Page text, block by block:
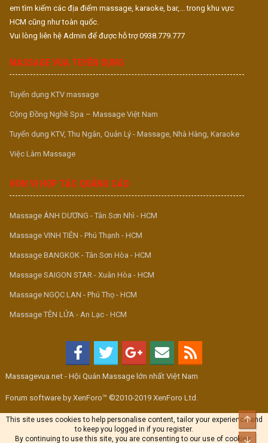
em tìm kiếm các địa điểm massage, karaoke, bar,... trong khu vực
HCM cũng như toàn quốc.
Vui lòng liên hệ Admin để được hỗ trợ 0938.779.777
MASSAGE VUA TUYỂN DỤNG
Tuyển dụng KTV massage
Cộng Đồng Nghề Spa – Massage Việt Nam
Tuyển dụng KTV, Thu Ngân, Quản Lý - Massage, Nhà Hàng, Karaoke
Việc Làm Massage
ĐƠN VỊ HỢP TÁC QUẢNG CÁO
Massage ÁNH DƯƠNG - Tân Sơn Nhì - HCM
Massage VINH TIÊN - Phú Thạnh - HCM
Massage BANGKOK - Tân Sơn Hòa - HCM
Massage SAIGON STAR - Xuân Hòa - HCM
Massage NGỌC LAN - Phú Thọ - HCM
Massage TÊN LỬA - An Lạc - HCM
Massagevua.net - Hội Quán Massage lớn nhất Việt Nam
Forum software by XenForo™ ©2010-2019 XenForo Ltd.
This site uses cookies to help personalise content, tailor your experience and
to keep you logged in if you register.
By continuing to use this site, you are consenting to our use of cookies.
Top